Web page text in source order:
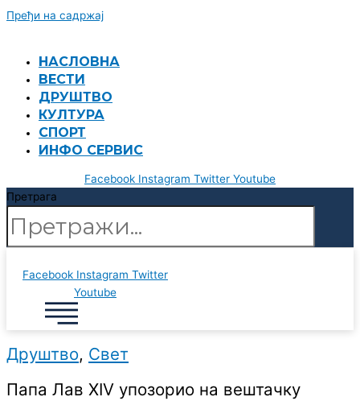
Пређи на садржај
НАСЛОВНА
ВЕСТИ
ДРУШТВО
КУЛТУРА
СПОРТ
ИНФО СЕРВИС
Facebook Instagram Twitter Youtube
Претрага
Facebook Instagram Twitter
Youtube
Друштво, Свет
Папа Лав XIV упозорио на вештачку